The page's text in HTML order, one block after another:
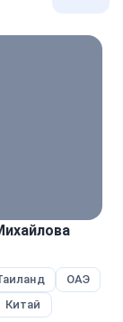
ОАЭ
Китай